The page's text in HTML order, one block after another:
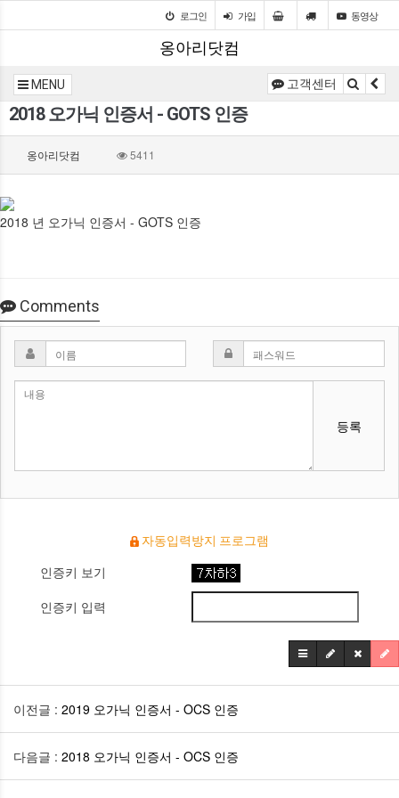
로그인 가입 동영상
옹아리닷컴
MENU 고객센터
2018 오가닉 인증서 - GOTS 인증
옹아리닷컴 5411
2018 년 오가닉 인증서 - GOTS 인증
Comments
등록
자동입력방지 프로그램
인증키 보기
인증키 입력
이전글 : 2019 오가닉 인증서 - OCS 인증
다음글 : 2018 오가닉 인증서 - OCS 인증